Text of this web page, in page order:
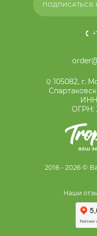
ПОДПИСАТЬСЯ
105082, г.
ОГРН:
2016 - 2026 ©
Наши